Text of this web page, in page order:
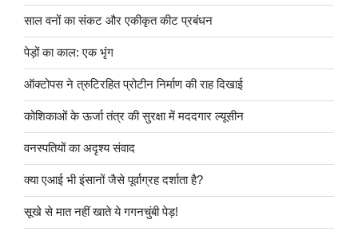
साल वनों का संकट और एकीकृत कीट प्रबंधन
पेड़ों का काल: एक भृंग
ऑक्टोपस ने त्रुटिरहित प्रोटीन निर्माण की राह दिखाई
कोशिकाओं के ऊर्जा तंत्र की सुरक्षा में मददगार ल्यूसीन
वनस्पतियों का अदृश्य संवाद
क्या एआई भी इंसानों जैसे पूर्वाग्रह दर्शाता है?
सूखे से मात नहीं खाते ये गगनचुंबी पेड़!